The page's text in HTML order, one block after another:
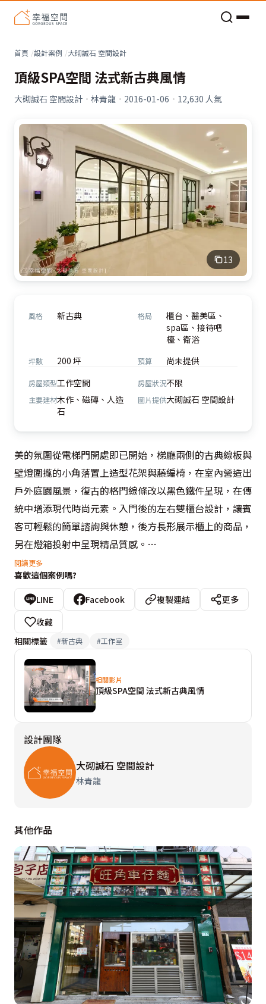
首頁 設計案例 大砌誠石 空間設計
頂級SPA空間 法式新古典風情
大砌誠石 空間設計 · 林青龍 · 2016-01-06 · 12,630 人氣
13
風格 新古典 格局
櫃台、醫美區、
spa區、接待吧
檯、衛浴
坪數 200 坪 預算 尚未提供
房屋類型工作空間 房屋狀況不限
主要建材木作、磁磚、人造
石
圖片提供大砌誠石 空間設計
美的氛圍從電梯門開處即已開始，梯廳兩側的古典線板與
壁燈圍攏的小角落置上造型花架與藤編椅，在室內營造出
戶外庭園風景，復古的格門線條改以黑色鐵件呈現，在傳
統中增添現代時尚元素。入門後的左右雙櫃台設計，讓賓
客可輕鬆的簡單諮詢與休憩，後方長形展示櫃上的商品，
另在燈箱投射中呈現精品質感。
本案為兼具醫美療程與spa紓壓機能的醫美中心，大砌誠
石考量顧客的隱私性需求，將空間分為兩個區塊，以櫃台
為中心設計環狀雙動線。從造型壁爐旁進入醫美療程區，
半圓拱格窗鑲飾清玻讓自然光湧入明亮廊道，與陣列於線
板立面上的壁燈烘托出溫暖浪漫，設計師利用廊道轉圜處
規劃接待吧台，鮮綠的植生牆與線條感雨遮，呼應梯廳手
法呈現戶外咖啡座的閒適感。轉折進入另一條廊道動線，
半圓拱窗改覆百葉窗線條，色系上也由綠色轉為木色層
次，呈現端底接待吧台的無壓寫意。
環狀動線最後進入淺藍為底的spa紓壓區，大砌誠石藉由
立面材質的差異轉換空間氛圍，讓文化石的粗獷質感表現
不羈與自在，以門扉分野的空間屬性亦有茶鏡暗門通往大
閱讀更多
喜歡這個案例嗎?
LINE Facebook 複製連結
更多
收藏
相關標籤
#新古典 #工作室
相關影片
頂級SPA空間 法式新古典風情
設計團隊
大砌誠石 空間設計
林青龍
其他作品